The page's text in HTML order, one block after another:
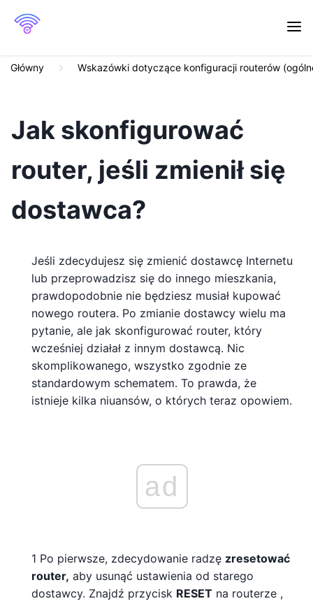
Główny Wskazówki dotyczące konfiguracji routerów
Jak skonfigurować
router, jeśli zmienił się
dostawca?
Jeśli zdecydujesz się zmienić dostawcę Internetu
lub przeprowadzisz się do innego mieszkania,
prawdopodobnie nie będziesz musiał kupować
nowego routera. Po zmianie dostawcy wielu ma
pytanie, ale jak skonfigurować router, który
wcześniej działał z innym dostawcą. Nic
skomplikowanego, wszystko zgodnie ze
standardowym schematem. To prawda, że ​​
istnieje kilka niuansów, o których teraz opowiem.
ad
1 Po pierwsze, zdecydowanie radzę zresetować
router, aby usunąć ustawienia od starego
dostawcy. Znajdź przycisk RESET na routerze ,